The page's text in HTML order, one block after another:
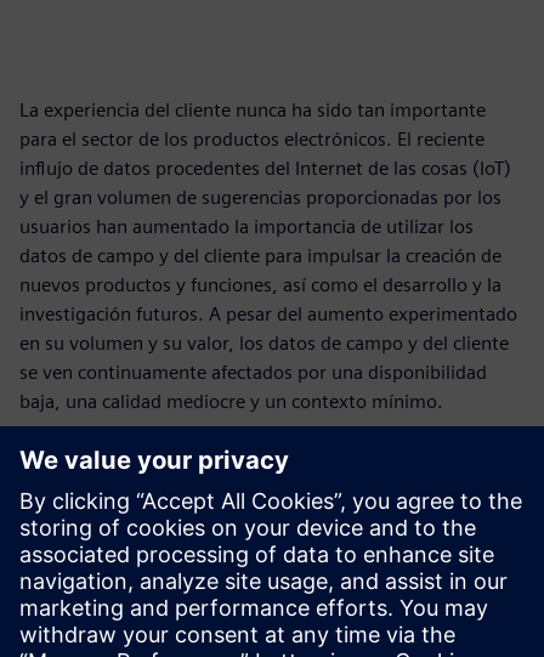
La experiencia del cliente nunca ha sido tan importante
para el sector de los productos electrónicos. El reciente
influjo de datos procedentes del Internet de las cosas (IoT)
y el gran volumen de sugerencias proporcionadas por los
usuarios han aumentado la importancia de utilizar los
datos de campo y del cliente para impulsar la creación de
nuevos productos y funciones, así como el desarrollo y la
investigación futuros. A pesar del aumento experimentado
en su volumen y su valor, los datos de campo y del cliente
se ven continuamente afectados por una disponibilidad
baja, una calidad mediocre y un contexto mínimo.
Product Intelligence, una aplicación de MindSphere creada
por Siemens y basada en la nube, agrupa, contextualiza y
analiza los datos de campo y de los clientes para
automatizar la información que permite mejorar el
rendimiento del producto y, por consiguiente, la
experiencia del cliente. Descargue el informe técnico para
obtener más información.